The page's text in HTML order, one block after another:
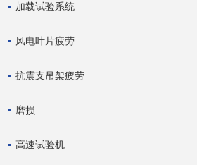
加载试验系统
风电叶片疲劳
抗震支吊架疲劳
磨损
高速试验机